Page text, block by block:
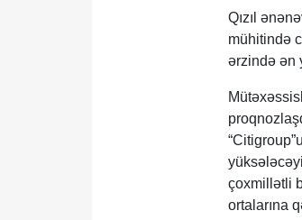
Qızıl
mühitində
ərzində ən
çoxmillətli
ortalarına